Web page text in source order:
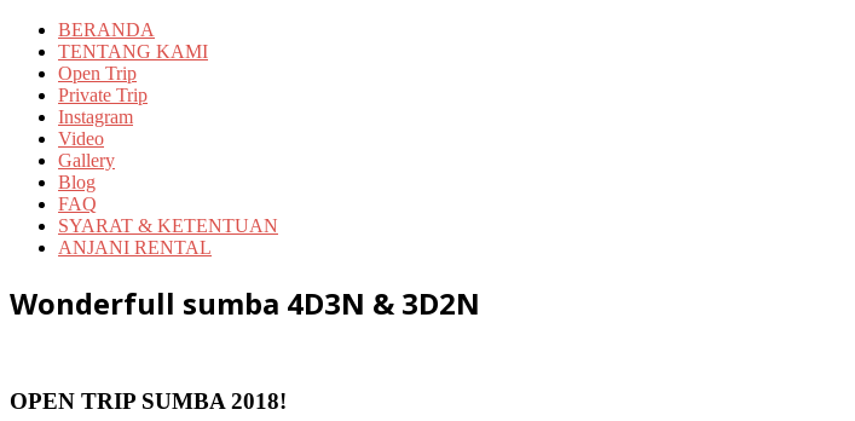
BERANDA
TENTANG KAMI
Open Trip
Private Trip
Instagram
Video
Gallery
Blog
FAQ
SYARAT & KETENTUAN
ANJANI RENTAL
Wonderfull sumba 4D3N & 3D2N
OPEN TRIP SUMBA 2018!